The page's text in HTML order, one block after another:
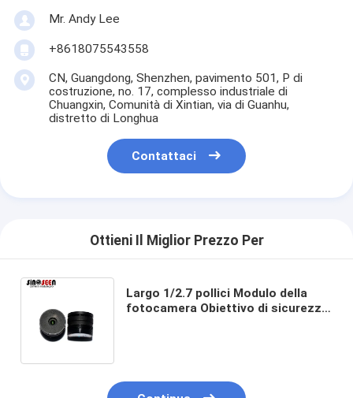
Mr. Andy Lee
+8618075543558
CN, Guangdong, Shenzhen, pavimento 501, P di
costruzione, no. 17, complesso industriale di
Chuangxin, Comunità di Xintian, via di Guanhu,
distretto di Longhua
Contattaci
Ottieni Il Miglior Prezzo Per
Largo 1/2.7 pollici Modulo della
fotocamera Obiettivo di sicurezza